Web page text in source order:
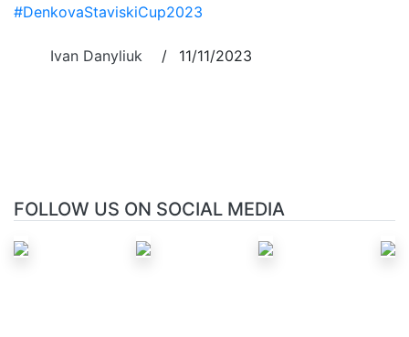
#DenkovaStaviskiCup2023
Ivan Danyliuk / 11/11/2023
FOLLOW US ON SOCIAL MEDIA